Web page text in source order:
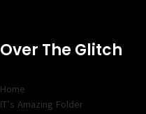
Over The Glitch
Home
IT’s Amazing Folder